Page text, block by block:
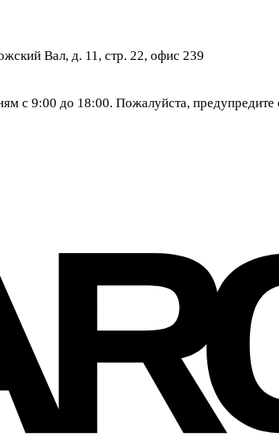
Вал, д. 11, стр. 22, офис 239
с 9:00 до 18:00. Пожалуйста, предупредите